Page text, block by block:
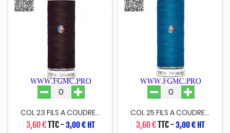
COL 23 FILS A COUDRE...
3,60 €TTC-3,00 € HT
COL 25 FILS A COUDRE...
3,60 €TTC-3,00 € HT